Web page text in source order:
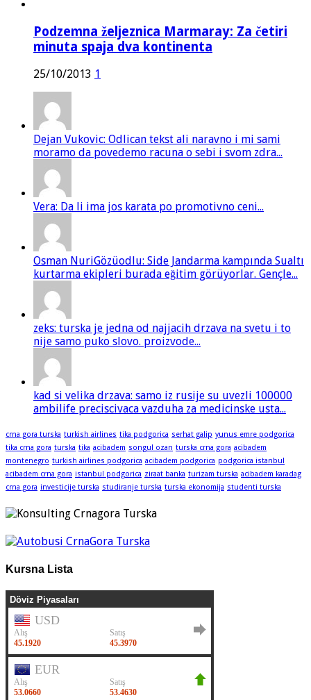
Podzemna željeznica Marmaray: Za četiri
minuta spaja dva kontinenta
25/10/2013 1
Dejan Vukovic: Odlican tekst ali naravno i mi sami
moramo da povedemo racuna o sebi i svom zdra...
Vera: Da li ima jos karata po promotivno ceni...
Osman NuriGözüodlu: Side Jandarma kampında Sualtı
kurtarma ekipleri burada eğitim görüyorlar. Gençle...
zeks: turska je jedna od najjacih drzava na svetu i to
nije samo puko slovo. proizvode...
kad si velika drzava: samo iz rusije su uvezli 100000
ambilife preciscivaca vazduha za medicinske usta...
crna gora turska turkish airlines tika podgorica serhat galip yunus emre podgorica
tika crna gora turska tika acibadem songul ozan turska crna gora acibadem
montenegro turkish airlines podgorica acibadem podgorica podgorica istanbul
acibadem crna gora istanbul podgorica ziraat banka turizam turska acibadem karadag
crna gora investicije turska studiranje turska turska ekonomija studenti turska
Kursna Lista